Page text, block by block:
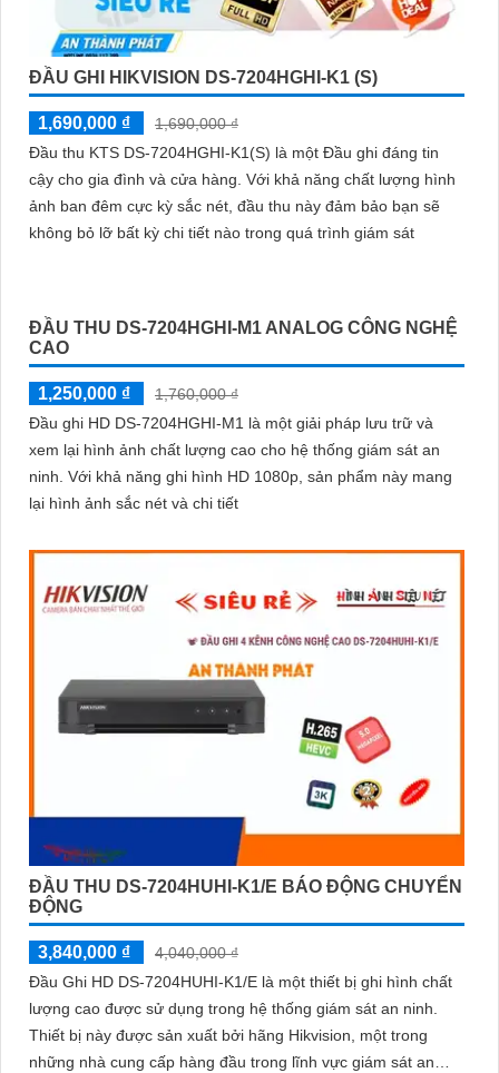
ĐẦU GHI HIKVISION DS-7204HGHI-K1 (S)
1,690,000 ₫
1,690,000 ₫
Đầu thu KTS DS-7204HGHI-K1(S) là một Đầu ghi đáng tin
cậy cho gia đình và cửa hàng. Với khả năng chất lượng hình
ảnh ban đêm cực kỳ sắc nét, đầu thu này đảm bảo bạn sẽ
không bỏ lỡ bất kỳ chi tiết nào trong quá trình giám sát
ĐẦU THU DS-7204HGHI-M1 ANALOG CÔNG NGHỆ
CAO
1,250,000 ₫
1,760,000 ₫
Đầu ghi HD DS-7204HGHI-M1 là một giải pháp lưu trữ và
xem lại hình ảnh chất lượng cao cho hệ thống giám sát an
ninh. Với khả năng ghi hình HD 1080p, sản phẩm này mang
lại hình ảnh sắc nét và chi tiết
ĐẦU THU DS-7204HUHI-K1/E BÁO ĐỘNG CHUYỂN
ĐỘNG
3,840,000 ₫
4,040,000 ₫
Đầu Ghi HD DS-7204HUHI-K1/E là một thiết bị ghi hình chất
lượng cao được sử dụng trong hệ thống giám sát an ninh.
Thiết bị này được sản xuất bởi hãng Hikvision, một trong
những nhà cung cấp hàng đầu trong lĩnh vực giám sát an